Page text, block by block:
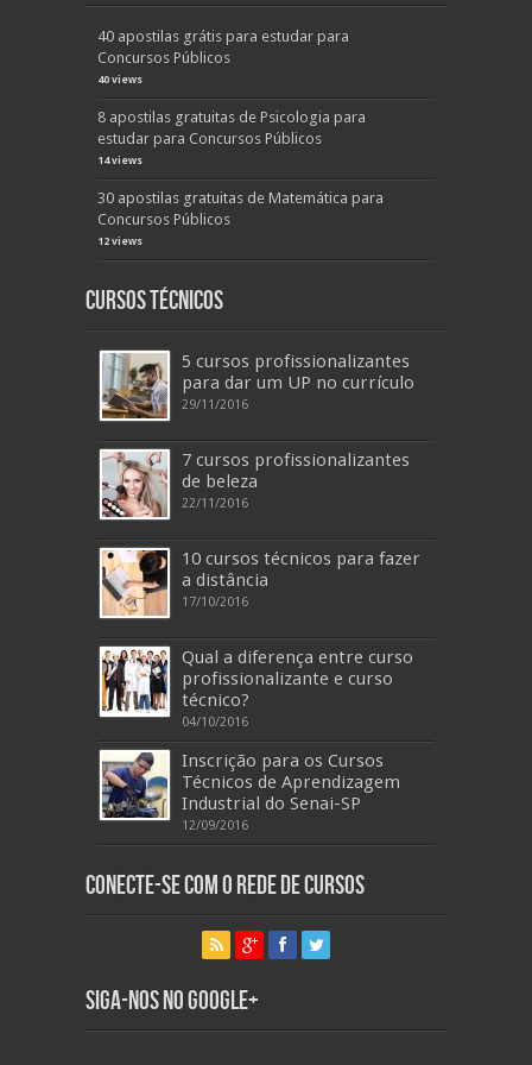
40 apostilas grátis para estudar para
Concursos Públicos
40 views
8 apostilas gratuitas de Psicologia para
estudar para Concursos Públicos
14 views
30 apostilas gratuitas de Matemática para
Concursos Públicos
12 views
Cursos Técnicos
5 cursos profissionalizantes
para dar um UP no currículo
29/11/2016
7 cursos profissionalizantes
de beleza
22/11/2016
10 cursos técnicos para fazer
a distância
17/10/2016
Qual a diferença entre curso
profissionalizante e curso
técnico?
04/10/2016
Inscrição para os Cursos
Técnicos de Aprendizagem
Industrial do Senai-SP
12/09/2016
Conecte-se com o Rede de Cursos
Siga-nos no Google+